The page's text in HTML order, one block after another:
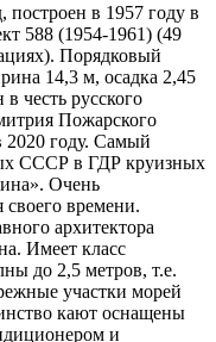
построен в 1957 году в
588 (1954-1961) (49
Порядковый
14,3 м, осадка 2,45
честь русского
Пожарского
году. Самый
СССР в ГДР круизных
Очень
времени.
архитектора
Имеет класс
до 2,5 метров, т.е.
участки морей
кают оснащены
и